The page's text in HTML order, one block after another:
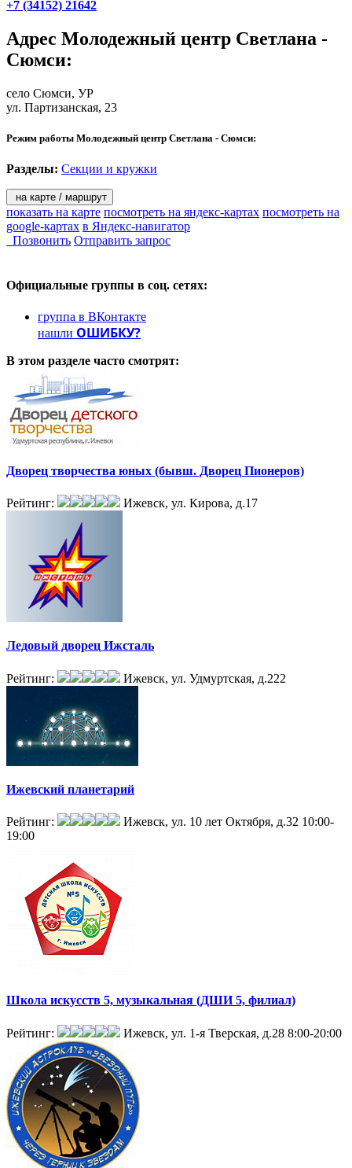
+7 (34152) 21642
Адрес Молодежный центр Светлана -
Сюмси:
село Сюмси, УР
ул. Партизанская, 23
Режим работы Молодежный центр Светлана - Сюмси:
Разделы: Секции и кружки
на карте / маршрут
показать на карте посмотреть на яндекс-картах посмотреть на
google-картах в Яндекс-навигатор
Позвонить Отправить запрос
Официальные группы в соц. сетях:
группа в ВКонтакте
нашли ОШИБКУ?
В этом разделе часто смотрят:
Дворец творчества юных (бывш. Дворец Пионеров)
Рейтинг: Ижевск, ул. Кирова, д.17
Ледовый дворец Ижсталь
Рейтинг: Ижевск, ул. Удмуртская, д.222
Ижевский планетарий
Рейтинг: Ижевск, ул. 10 лет Октября, д.32 10:00-
19:00
Школа искусств 5, музыкальная (ДШИ 5, филиал)
Рейтинг: Ижевск, ул. 1-я Тверская, д.28 8:00-20:00